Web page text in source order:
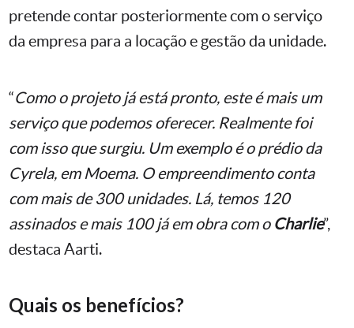
pretende contar posteriormente com o serviço
da empresa para a locação e gestão da unidade.
“Como o projeto já está pronto, este é mais um
serviço que podemos oferecer. Realmente foi
com isso que surgiu. Um exemplo é o prédio da
Cyrela, em Moema. O empreendimento conta
com mais de 300 unidades. Lá, temos 120
assinados e mais 100 já em obra com o Charlie”,
destaca Aarti.
Quais os benefícios?